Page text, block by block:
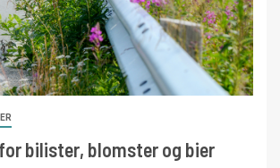
bilister, blomster og bier